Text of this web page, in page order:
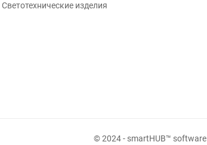
Светотехнические изделия
© 2024 - smartHUB™ software